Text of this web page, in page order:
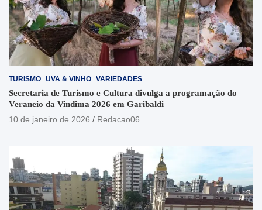
TURISMO UVA & VINHO VARIEDADES
Secretaria de Turismo e Cultura divulga a programação do
Veraneio da Vindima 2026 em Garibaldi
10 de janeiro de 2026
Redacao06